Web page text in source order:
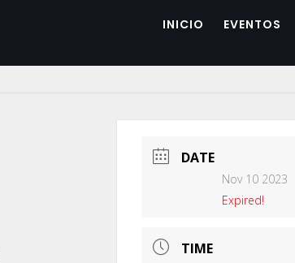
INICIO EVENTOS
DATE
Nov 10 2023
Expired!
TIME